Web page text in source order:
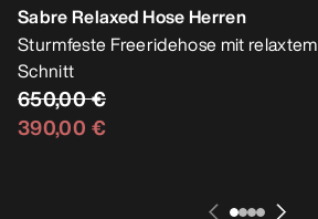
Sabre Relaxed Hose Herren
Sturmfeste Freeridehose mit relaxtem
Schnitt
650,00 €
390,00 €